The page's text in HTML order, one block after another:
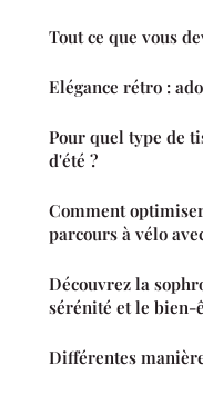
Tout ce que vous
Elégance rétro :
Pour quel type de
d'été ?
Comment
parcours à vélo
Découvrez la
sérénité et le bien-
Différentes